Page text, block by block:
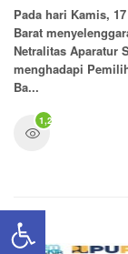
Pada hari Kamis,
Barat
Netralitas Aparatur
menghadapi
Ba...
1,297